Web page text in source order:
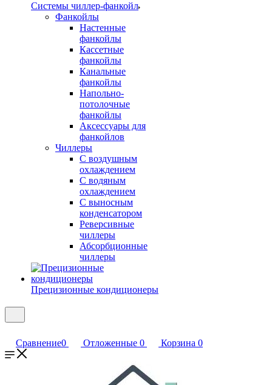
Системы чиллер-фанкойл
Фанкойлы
Настенные
фанкойлы
Кассетные
фанкойлы
Канальные
фанкойлы
Напольно-
потолочные
фанкойлы
Аксессуары для
фанкойлов
Чиллеры
С воздушным
охлаждением
С водяным
охлаждением
С выносным
конденсатором
Реверсивные
чиллеры
Абсорбционные
чиллеры
Прецизионные кондиционеры
Сравнение0 Отложенные 0 Корзина 0